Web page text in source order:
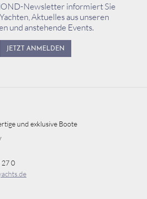
Newsletter informiert Sie
Aktuelles aus unseren
und anstehende Events.
JETZT ANMELDEN
und exklusive Boote
27 0